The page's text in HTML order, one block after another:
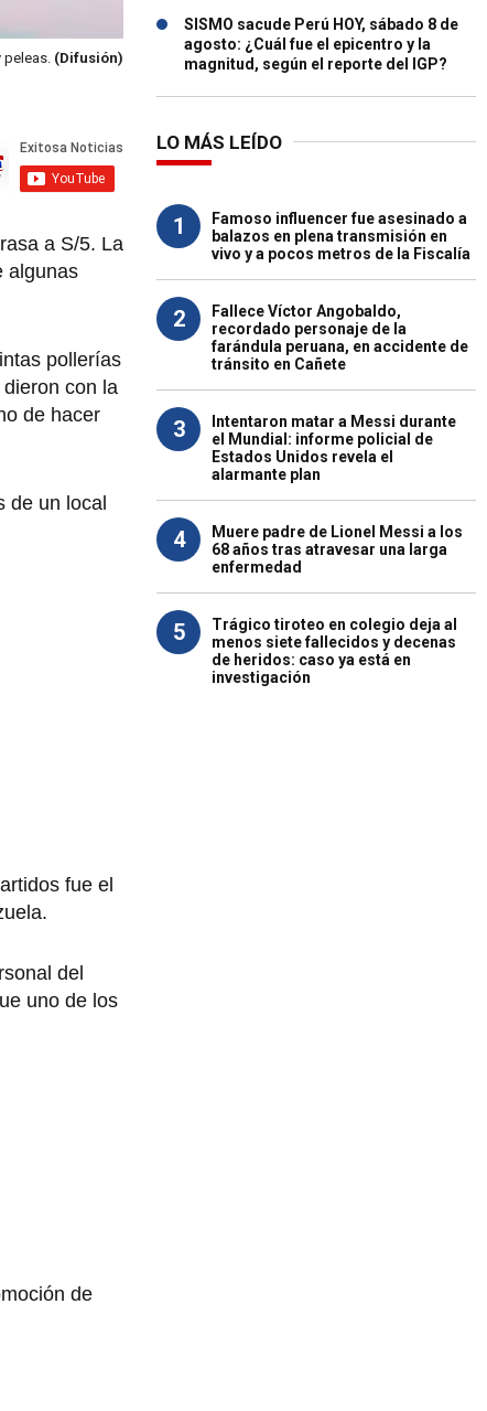
peleas. (Difusión)
a S/5. La
algunas
pollerías
con la
de hacer
de un local
fue el
del
uno de los
de
SISMO sacude Perú HOY, sábado 8 de
agosto: ¿Cuál fue el epicentro y la
magnitud, según el reporte del IGP?
LO MÁS LEÍDO
1
Famoso influencer fue asesinado a
balazos en plena transmisión en
vivo y a pocos metros de la Fiscalía
2
Fallece Víctor Angobaldo,
recordado personaje de la
farándula peruana, en accidente de
tránsito en Cañete
3
Intentaron matar a Messi durante
el Mundial: informe policial de
Estados Unidos revela el
alarmante plan
4
Muere padre de Lionel Messi a los
68 años tras atravesar una larga
enfermedad
5
Trágico tiroteo en colegio deja al
menos siete fallecidos y decenas
de heridos: caso ya está en
investigación